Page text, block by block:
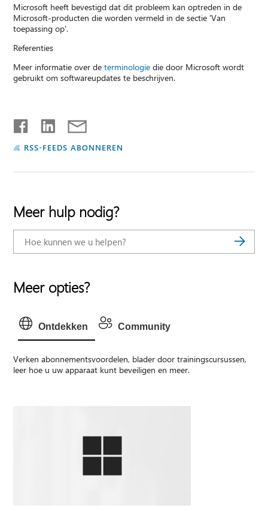
Microsoft heeft bevestigd dat dit probleem kan optreden in de
Microsoft-producten die worden vermeld in de sectie 'Van
toepassing op'.
Referenties
Meer informatie over determinologie die door Microsoft wordt
gebruikt om softwareupdates te beschrijven.
RSS-FEEDS ABONNEREN
Meer hulp nodig?
Meer opties?
Ontdekken Community
Verken abonnementsvoordelen, blader door trainingscursussen,
leer hoe u uw apparaat kunt beveiligen en meer.